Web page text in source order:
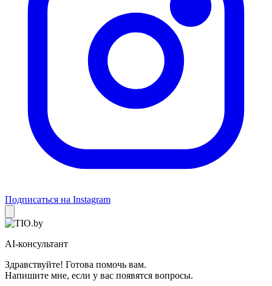
Подписаться на Instagram
AI-консультант
Здравствуйте! Готова помочь вам.
Напишите мне, если у вас появятся вопросы.